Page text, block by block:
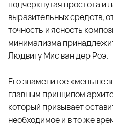
подчеркнутая простота и
выразительных средств,
точность и ясность
минимализма
Людвигу Мис ван дер Роэ.
Его знаменитое «меньше
главным принципом
который призывает
необходимое и в то же